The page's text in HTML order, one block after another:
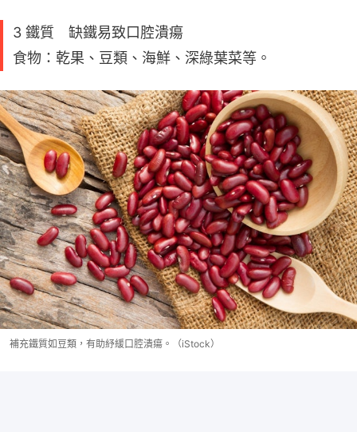
3 鐵質 缺鐵易致口腔潰瘍
食物：乾果、豆類、海鮮、深綠葉菜等。
補充鐵質如豆類，有助紓緩口腔潰瘍。（iStock）